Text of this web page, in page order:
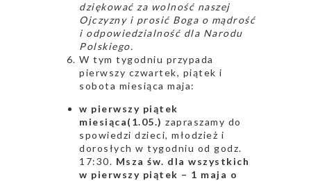
dziękować za wolność naszej
Ojczyzny i prosić Boga o mądrość
i odpowiedzialność dla Narodu
Polskiego.
W tym tygodniu przypada
pierwszy czwartek, piątek i
sobota miesiąca maja:
w pierwszy piątek
miesiąca(1.05.) zapraszamy do
spowiedzi dzieci, młodzież i
dorosłych w tygodniu od godz.
17:30. Msza św. dla wszystkich
w pierwszy piątek – 1 maja o